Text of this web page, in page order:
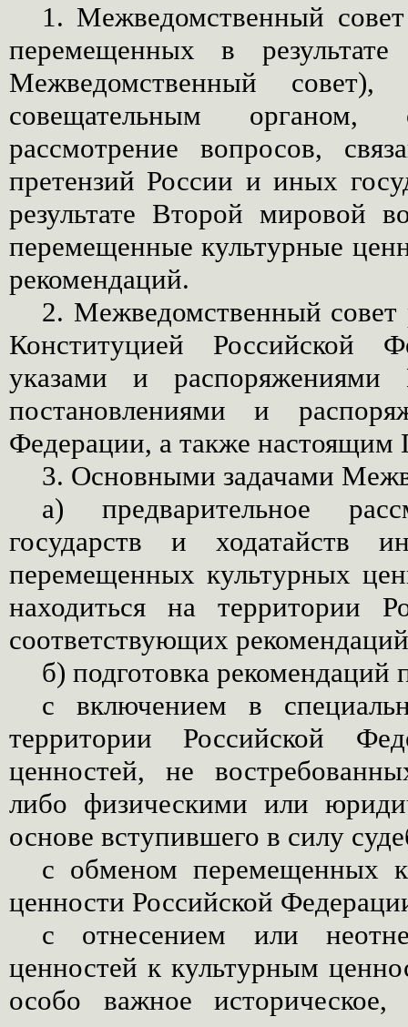
1. Межведомственный
перемещенных в
Межведомственный совет),
совещательным органом,
рассмотрение вопросов,
претензий России и иных
результате Второй мировой
перемещенные культурные
рекомендаций.
2. Межведомственный совет
Конституцией Российской
указами и распоряжениями
постановлениями и
Федерации, а также
3. Основными задачами
а) предварительное
государств и ходатайств
перемещенных культурных
находиться на территории
соответствующих
б) подготовка
с включением в
территории Российской
ценностей, не
либо физическими или
основе вступившего в силу
с обменом перемещенных
ценности Российской
с отнесением или
ценностей к культурным
особо важное